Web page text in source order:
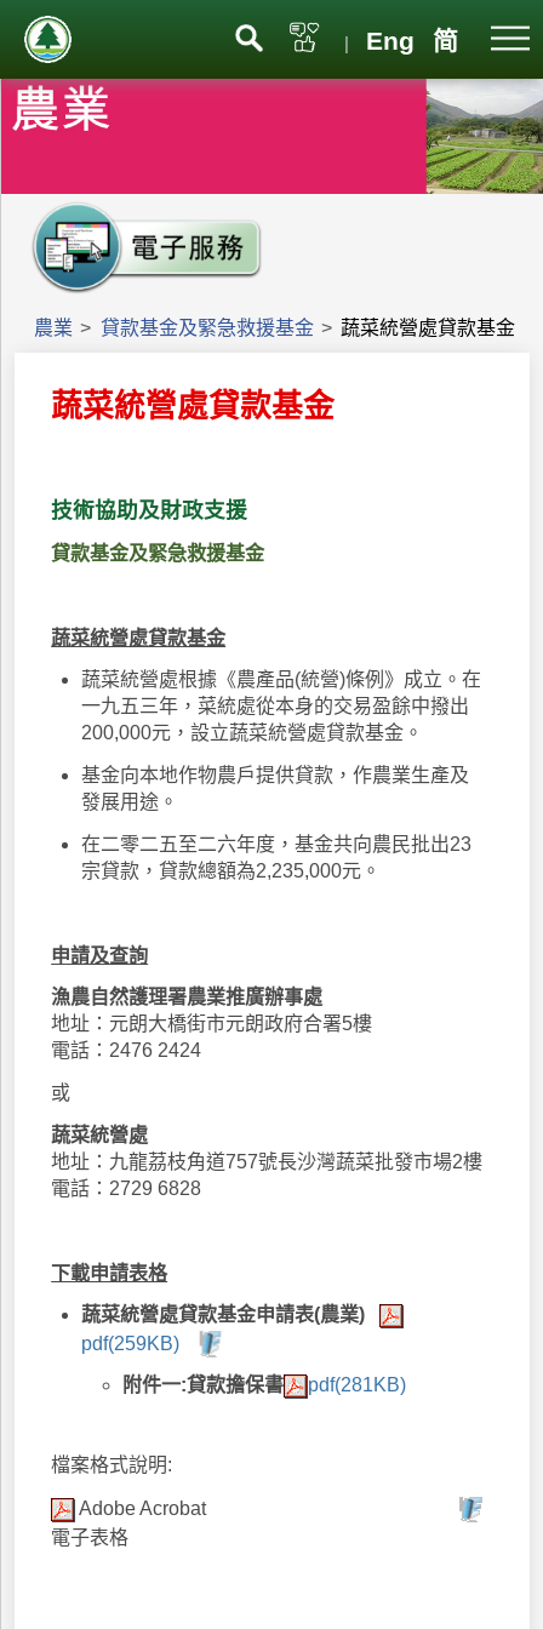
| Eng 简
農業 > 貸款基金及緊急救援基金 > 蔬菜統營處貸款基金
蔬菜統營處貸款基金
技術協助及財政支援
貸款基金及緊急救援基金
蔬菜統營處貸款基金
蔬菜統營處根據《農產品(統營)條例》成立。在
一九五三年，菜統處從本身的交易盈餘中撥出
200,000元，設立蔬菜統營處貸款基金。
基金向本地作物農戶提供貸款，作農業生產及
發展用途。
在二零二五至二六年度，基金共向農民批出23
宗貸款，貸款總額為2,235,000元。
申請及查詢
漁農自然護理署農業推廣辦事處
地址：元朗大橋街市元朗政府合署5樓
電話：2476 2424
或
蔬菜統營處
地址：九龍茘枝角道757號長沙灣蔬菜批發市場2樓
電話：2729 6828
下載申請表格
蔬菜統營處貸款基金申請表(農業)
pdf(259KB)
附件一:貸款擔保書 pdf(281KB)
檔案格式說明:
Adobe Acrobat
電子表格